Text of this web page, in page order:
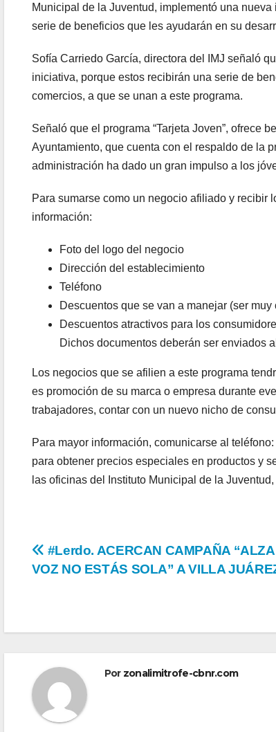
Municipal de la Juventud, implementó una
serie de beneficios que les ayudarán en su
Sofía Carriedo García, directora del IMJ señaló
iniciativa, porque estos recibirán una serie de
comercios, a que se unan a este programa.
Señaló que el programa “Tarjeta Joven”, ofrece
Ayuntamiento, que cuenta con el respaldo de la
administración ha dado un gran impulso a los
Para sumarse como un negocio afiliado y
información:
Foto del logo del negocio
Dirección del establecimiento
Teléfono
Descuentos que se van a manejar (ser
Descuentos atractivos para los
Dichos documentos deberán ser enviados
Los negocios que se afilien a este programa
es promoción de su marca o empresa durante
trabajadores, contar con un nuevo nicho de
Para mayor información, comunicarse al
para obtener precios especiales en productos y
las oficinas del Instituto Municipal de la
Navegación
#Lerdo. ACERCAN CAMPAÑA
VOZ NO ESTÁS SOLA” A VILLA
Por zonalimitrofe-cbnr.com